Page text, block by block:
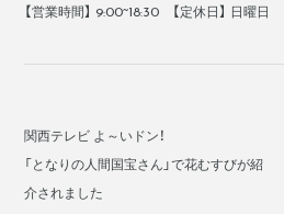
【営業時間】 9:00~18:30 【定休日】 日曜日
関西テレビ よ～いドン！
「となりの人間国宝さん」で花むすびが紹
介されました